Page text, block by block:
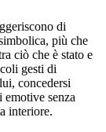
di
più che
ciò che è stato e
gesti di
concedersi
emotive senza
interiore.